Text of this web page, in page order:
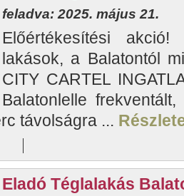
feladva: 2025. május 21.
Előértékesítési
lakások, a Balatontól
CITY CARTEL
Balatonlelle
távolságra ...
Eladó Téglalakás